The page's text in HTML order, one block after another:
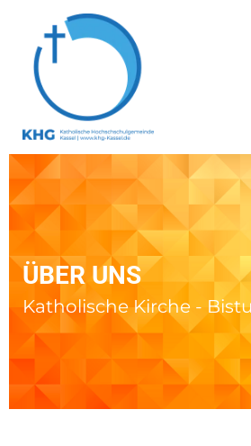
ÜBER UNS
Katholische Kirche -